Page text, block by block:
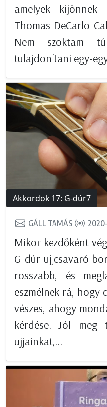
amelyek
Thomas DeCarlo
Nem szoktam
tulajdonítani egy-
Akkordok 17: G-dúr7
GÁLL TAMÁS
Mikor kezdőként
G-dúr ujjcsavaró
rosszabb, és
eszmélnek rá, hogy
vészes, ahogy
kérdése. Jól meg
ujjainkat,...